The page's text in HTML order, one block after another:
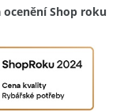
ocenění Shop roku